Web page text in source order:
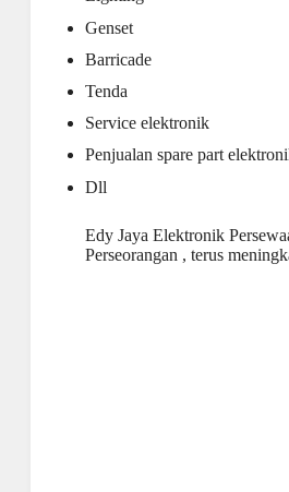
Genset
Barricade
Tenda
Service elektronik
Penjualan spare part
Dll
Edy Jaya Elektronik
Perseorangan , terus